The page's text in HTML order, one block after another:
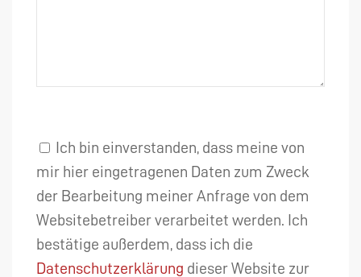
Ich bin einverstanden, dass meine von
mir hier eingetragenen Daten zum Zweck
der Bearbeitung meiner Anfrage von dem
Websitebetreiber verarbeitet werden. Ich
bestätige außerdem, dass ich die
Datenschutzerklärung dieser Website zur